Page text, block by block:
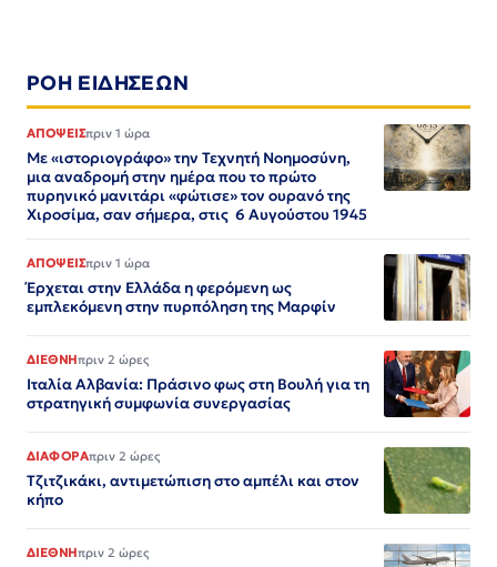
ΡΟΗ ΕΙΔΗΣΕΩΝ
ΑΠΟΨΕΙΣπριν 1 ώρα
Με «ιστοριογράφο» την Τεχνητή Νοημοσύνη,
μια αναδρομή στην ημέρα που το πρώτο
πυρηνικό μανιτάρι «φώτισε» τον ουρανό της
Χιροσίμα, σαν σήμερα, στις 6 Αυγούστου 1945
ΑΠΟΨΕΙΣπριν 1 ώρα
Έρχεται στην Ελλάδα η φερόμενη ως
εμπλεκόμενη στην πυρπόληση της Μαρφίν
ΔΙΕΘΝΗπριν 2 ώρες
Ιταλία Αλβανία: Πράσινο φως στη Βουλή για τη
στρατηγική συμφωνία συνεργασίας
ΔΙΑΦΟΡΑπριν 2 ώρες
Τζιτζικάκι, αντιμετώπιση στο αμπέλι και στον
κήπο
ΔΙΕΘΝΗπριν 2 ώρες